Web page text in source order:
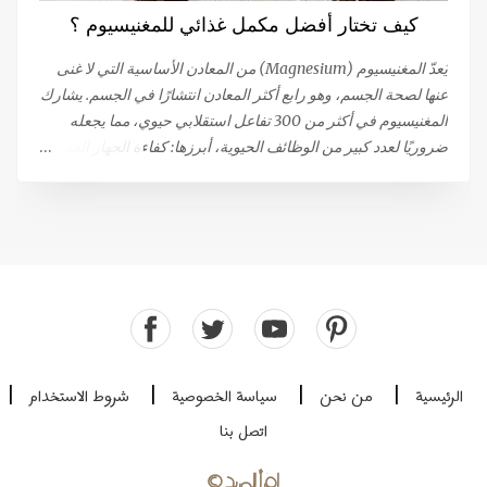
القذف لا يشعرون بالمتعة أثناء حدوثه. بينما تعترف النسبة المتبقية
(19 ٪) بشعورهم بالنشوة، (ولكنها أقل من تلك التي تحدث أثناء
الإتصال الجنسي المرغوب فيه)، أو تقلصات تحت الحوض التي تحدث
أثناء النشوة الجنسية. يمكن أن تؤدي...
كيف تختار أفضل مكمل غذائي للمغنيسيوم ؟
يُعدّ المغنيسيوم (Magnesium) من المعادن الأساسية التي لا غنى
عنها لصحة الجسم، وهو رابع أكثر المعادن انتشارًا في الجسم. يشارك
المغنيسيوم في أكثر من 300 تفاعل استقلابي حيوي، مما يجعله
ضروريًا لعدد كبير من الوظائف الحيوية، أبرزها: كفاءة الجهاز العصبي
حالات النقص فيه منتشرة على نطاق واسع، خاصة في ظل ظروف
الإجهاد والتوتر التي تزيد من استهلاكه. يُعتبر نقص المغنيسيوم سببًا
رئيسيًا للشعور بالإرهاق والتعب المزمن، مما يستدعي اللجوء إلى
المكملات الغذائية في كثير من الأحيان. معايير اختيار مكمل
المغنيسيوم: التركيز والامتصاص يوجد المغنيسيوم في صورة "أملاح"
الرئيسية من نحن سياسة الخصوصية شروط الاستخدام
اتصل بنا